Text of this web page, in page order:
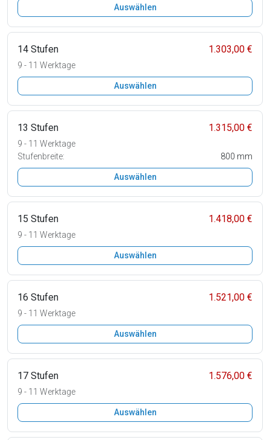
Auswählen
14 Stufen 1.303,00 €
9 - 11 Werktage
Auswählen
13 Stufen 1.315,00 €
9 - 11 Werktage
Stufenbreite:
800 mm
Auswählen
15 Stufen 1.418,00 €
9 - 11 Werktage
Auswählen
16 Stufen 1.521,00 €
9 - 11 Werktage
Auswählen
17 Stufen 1.576,00 €
9 - 11 Werktage
Auswählen